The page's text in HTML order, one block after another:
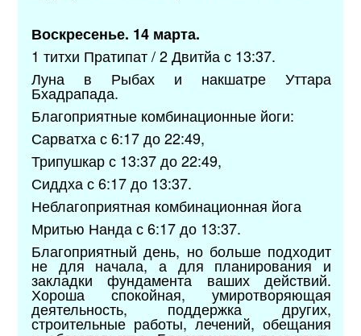
Воскресенье. 14 марта.
1 титхи Пратипат / 2 Двитйа с 13:37.
Луна в Рыбах и накшатре Уттара
Бхадрапада.
Благоприятные комбинационные йоги:
Сарватха с 6:17 до 22:49,
Трипушкар с 13:37 до 22:49,
Сиддха с 6:17 до 13:37.
Неблагоприятная комбинационная йога
Мритью Нанда с 6:17 до 13:37.
Благоприятный день, но больше подходит
не для начала, а для планирования и
закладки фундамента ваших действий.
Хороша спокойная, умиротворяющая
деятельность, поддержка других,
строительные работы, лечений, обещания